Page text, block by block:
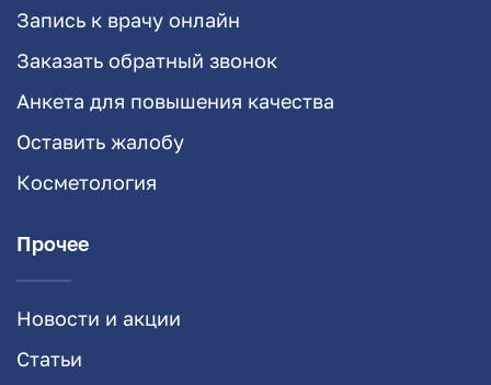
Запись к врачу онлайн
Заказать обратный звонок
Анкета для повышения качества
Оставить жалобу
Косметология
Прочее
Новости и акции
Статьи